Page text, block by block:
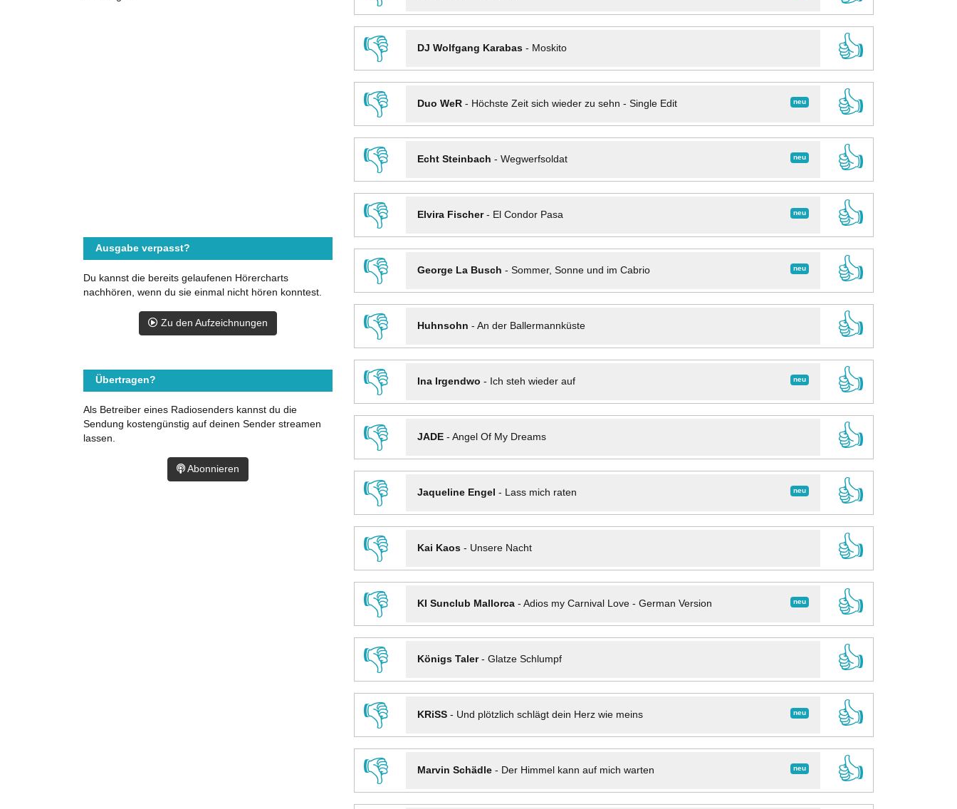
👎
DJ Wolfgang Karabas- Moskito
👍
👎
neu
Duo WeR- Höchste Zeit sich wieder zu sehn - Single Edit
👍
👎
neu
Echt Steinbach - Wegwerfsoldat
👍
👎
neu
Elvira Fischer- El Condor Pasa
👍
👎
neu
George La Busch - Sommer, Sonne und im Cabrio
👍
👎
Huhnsohn - An der Ballermannküste
👍
👎
neu
Ina Irgendwo - Ich steh wieder auf
👍
👎
JADE- Angel Of My Dreams
👍
👎
neu
Jaqueline Engel - Lass mich raten
👍
👎
Kai Kaos- Unsere Nacht
👍
👎
neu
KI Sunclub Mallorca- Adios my Carnival Love - German Version
👍
👎
Königs Taler- Glatze Schlumpf
👍
👎
neu
KRiSS- Und plötzlich schlägt dein Herz wie meins
👍
👎
neu
Marvin Schädle- Der Himmel kann auf mich warten
👍
Ausgabe verpasst?
Du kannst die bereits gelaufenen Hörercharts
nachhören, wenn du sie einmal nicht hören konntest.
Zu den Aufzeichnungen
Übertragen?
Als Betreiber eines Radiosenders kannst du die
Sendung kostengünstig auf deinen Sender streamen
lassen.
Abonnieren